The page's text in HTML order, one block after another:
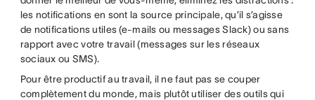
les notifications en sont la source principale, qu’il s’agisse
de notifications utiles (e-mails ou messages Slack) ou sans
rapport avec votre travail (messages sur les réseaux
sociaux ou SMS).
Pour être productif au travail, il ne faut pas se couper
complètement du monde, mais plutôt utiliser des outils qui